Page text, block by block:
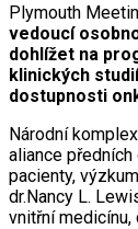
Plymouth
vedoucí
dohlížet na
klinických
dostupnosti
Národní
aliance
pacienty,
dr.Nancy L.
vnitřní medicínu,